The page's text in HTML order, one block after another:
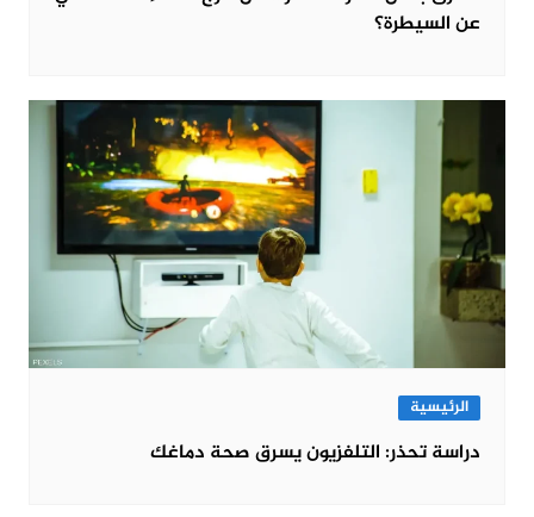
عن السيطرة؟
الرئيسية
دراسة تحذر: التلفزيون يسرق صحة دماغك